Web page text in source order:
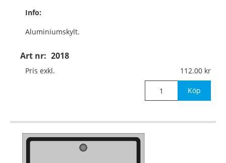
Art nr: 2018
Info:
Aluminiumskylt.
Med aluminiumskena
350x10x3 mm
Pris exkl. 112.00
Köp